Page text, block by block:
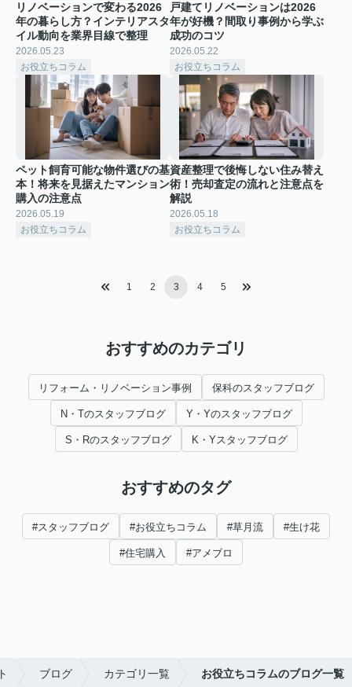
リノベーションで変わる2026
年の暮らし方？インテリアスタ
イル動向を業界目線で整理
2026.05.23
お役立ちコラム
戸建てリノベーションは2026
年が好機？間取り事例から学ぶ
成功のコツ
2026.05.22
お役立ちコラム
ペット飼育可能な物件選びの基
本！将来を見据えたマンション
購入の注意点
2026.05.19
お役立ちコラム
資産整理で後悔しない住み替え
術！売却査定の流れと注意点を
解説
2026.05.18
お役立ちコラム
1 2 3 4 5
おすすめのカテゴリ
リフォーム・リノベーション事例 保科のスタッフブログ
N・Tのスタッフブログ Y・Yのスタッフブログ
S・Rのスタッフブログ K・Yスタッフブログ
おすすめのタグ
#スタッフブログ #お役立ちコラム #草月流 #生け花
#住宅購入 #アメブロ
ブログ カテゴリ一覧 お役立ちコラムのブログ一覧